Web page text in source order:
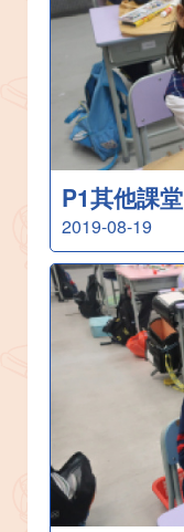
P1其他課堂
2019-08-19